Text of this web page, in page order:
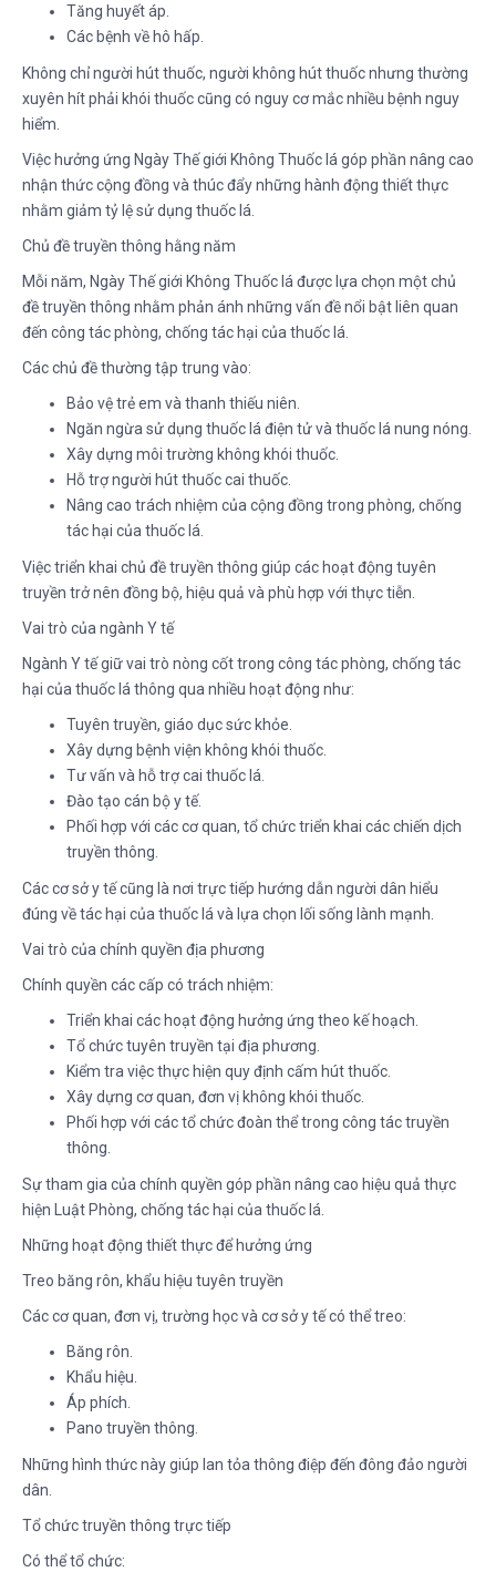
Tăng huyết áp.
Các bệnh về hô hấp.
Không chỉ người hút thuốc, người không hút thuốc nhưng thường
xuyên hít phải khói thuốc cũng có nguy cơ mắc nhiều bệnh nguy
hiểm.
Việc hưởng ứng Ngày Thế giới Không Thuốc lá góp phần nâng cao
nhận thức cộng đồng và thúc đẩy những hành động thiết thực
nhằm giảm tỷ lệ sử dụng thuốc lá.
Chủ đề truyền thông hằng năm
Mỗi năm, Ngày Thế giới Không Thuốc lá được lựa chọn một chủ
đề truyền thông nhằm phản ánh những vấn đề nổi bật liên quan
đến công tác phòng, chống tác hại của thuốc lá.
Các chủ đề thường tập trung vào:
Bảo vệ trẻ em và thanh thiếu niên.
Ngăn ngừa sử dụng thuốc lá điện tử và thuốc lá nung nóng.
Xây dựng môi trường không khói thuốc.
Hỗ trợ người hút thuốc cai thuốc.
Nâng cao trách nhiệm của cộng đồng trong phòng, chống
tác hại của thuốc lá.
Việc triển khai chủ đề truyền thông giúp các hoạt động tuyên
truyền trở nên đồng bộ, hiệu quả và phù hợp với thực tiễn.
Vai trò của ngành Y tế
Ngành Y tế giữ vai trò nòng cốt trong công tác phòng, chống tác
hại của thuốc lá thông qua nhiều hoạt động như:
Tuyên truyền, giáo dục sức khỏe.
Xây dựng bệnh viện không khói thuốc.
Tư vấn và hỗ trợ cai thuốc lá.
Đào tạo cán bộ y tế.
Phối hợp với các cơ quan, tổ chức triển khai các chiến dịch
truyền thông.
Các cơ sở y tế cũng là nơi trực tiếp hướng dẫn người dân hiểu
đúng về tác hại của thuốc lá và lựa chọn lối sống lành mạnh.
Vai trò của chính quyền địa phương
Chính quyền các cấp có trách nhiệm:
Triển khai các hoạt động hưởng ứng theo kế hoạch.
Tổ chức tuyên truyền tại địa phương.
Kiểm tra việc thực hiện quy định cấm hút thuốc.
Xây dựng cơ quan, đơn vị không khói thuốc.
Phối hợp với các tổ chức đoàn thể trong công tác truyền
thông.
Sự tham gia của chính quyền góp phần nâng cao hiệu quả thực
hiện Luật Phòng, chống tác hại của thuốc lá.
Những hoạt động thiết thực để hưởng ứng
Treo băng rôn, khẩu hiệu tuyên truyền
Các cơ quan, đơn vị, trường học và cơ sở y tế có thể treo:
Băng rôn.
Khẩu hiệu.
Áp phích.
Pano truyền thông.
Những hình thức này giúp lan tỏa thông điệp đến đông đảo người
dân.
Tổ chức truyền thông trực tiếp
Có thể tổ chức: